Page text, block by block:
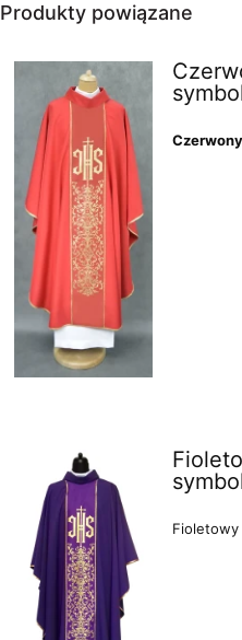
Produkty powiązane
Fioletowy